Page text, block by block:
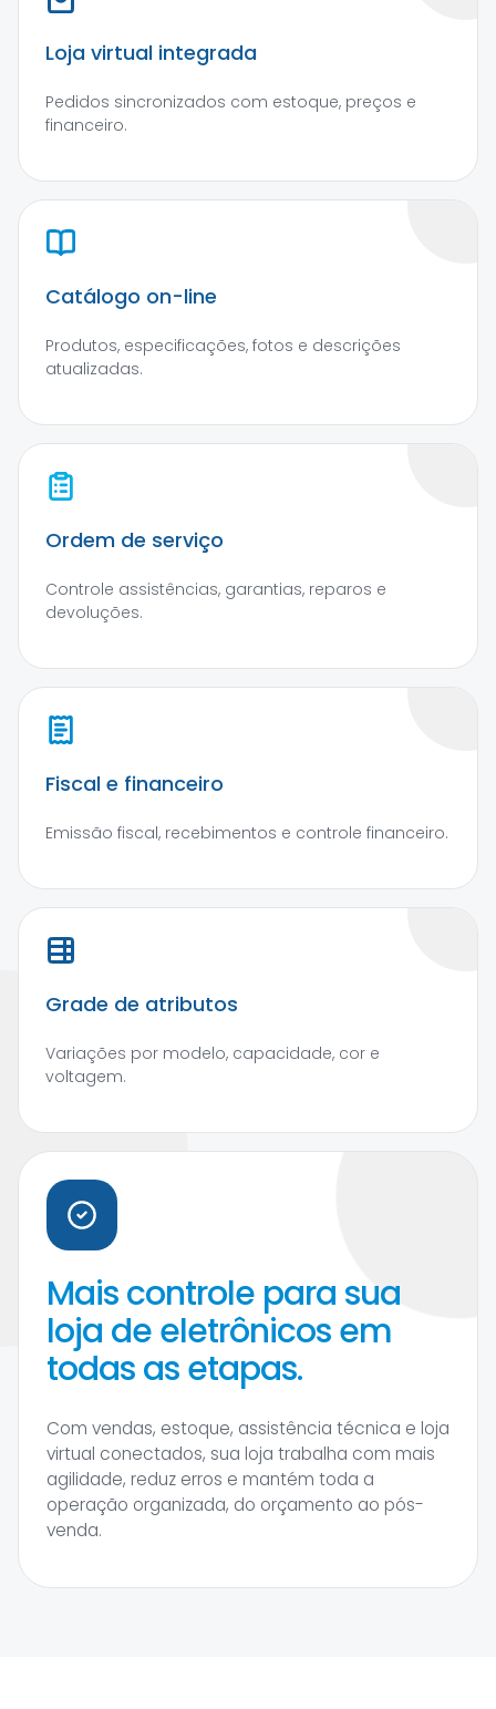
Loja virtual integrada
Pedidos sincronizados com estoque, preços e
financeiro.
Catálogo on-line
Produtos, especificações, fotos e descrições
atualizadas.
Ordem de serviço
Controle assistências, garantias, reparos e
devoluções.
Fiscal e financeiro
Emissão fiscal, recebimentos e controle financeiro.
Grade de atributos
Variações por modelo, capacidade, cor e
voltagem.
Mais controle para sua
loja de eletrônicos em
todas as etapas.
Com vendas, estoque, assistência técnica e loja
virtual conectados, sua loja trabalha com mais
agilidade, reduz erros e mantém toda a
operação organizada, do orçamento ao pós-
venda.